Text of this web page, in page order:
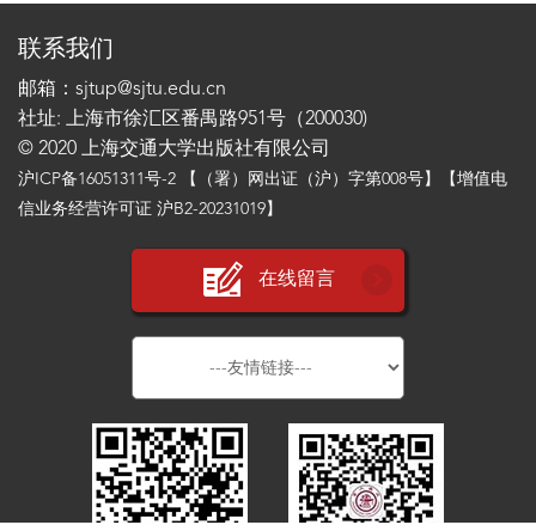
联系我们
邮箱：sjtup@sjtu.edu.cn
社址: 上海市徐汇区番禺路951号（200030)
© 2020 上海交通大学出版社有限公司
沪ICP备16051311号-2 【（署）网出证（沪）字第008号】【增值电
信业务经营许可证 沪B2-20231019】
在线留言